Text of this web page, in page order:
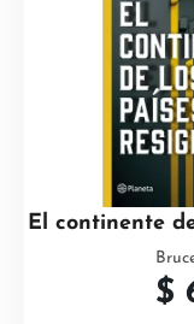
El continente
$